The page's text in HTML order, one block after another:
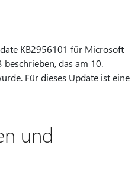
KB2956101 für Microsoft
das am 10.
Für dieses Update ist eine
und